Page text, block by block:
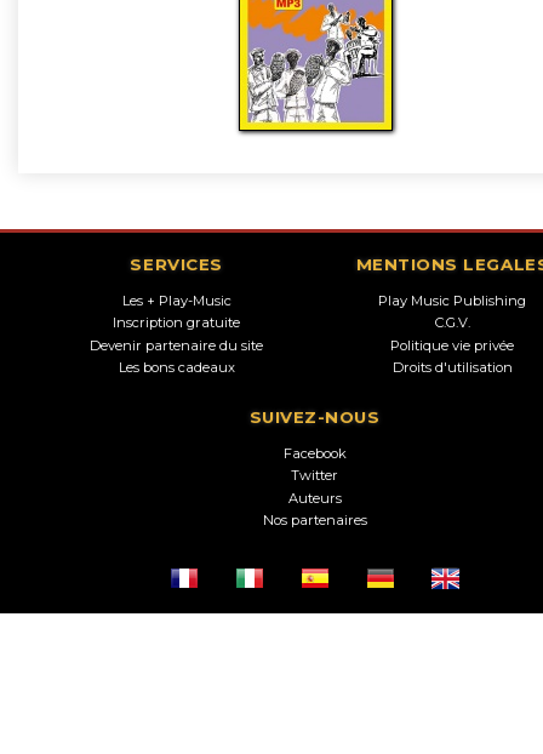
SERVICES
Les + Play-Music
Inscription gratuite
Devenir partenaire du site
Les bons cadeaux
MENTIONS
Play Music Publishing
C.G.V.
Politique vie privée
Droits d'utilisation
SUIVEZ-NOUS
Facebook
Twitter
Auteurs
Nos partenaires